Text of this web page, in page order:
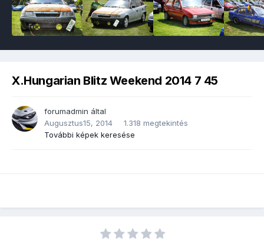
X.Hungarian Blitz Weekend 2014 7 45
forumadmin által
Augusztus15, 2014
1.318 megtekintés
További képek keresése